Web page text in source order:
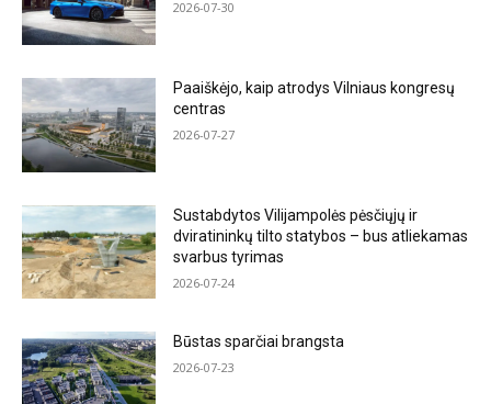
2026-07-30
Paaiškėjo, kaip atrodys Vilniaus kongresų
centras
2026-07-27
Sustabdytos Vilijampolės pėsčiųjų ir
dviratininkų tilto statybos – bus atliekamas
svarbus tyrimas
2026-07-24
Būstas sparčiai brangsta
2026-07-23